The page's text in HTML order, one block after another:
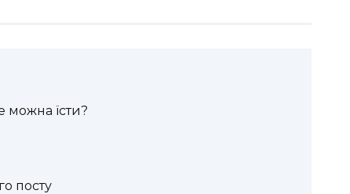
можна їсти?
посту